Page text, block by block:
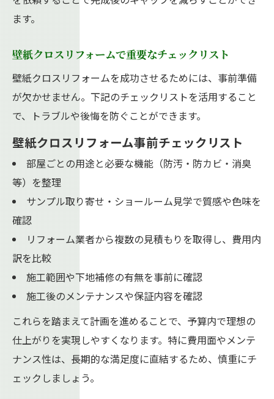
違い解説
リフォーム成功のための壁紙クロスメーカ
ー選び
機能性やデザインで選ぶ壁紙クロスリフォ
ーム術
ます。
壁紙クロスリフォームで重要なチェックリスト
壁紙クロスリフォームを成功させるためには、事前準備
が欠かせません。下記のチェックリストを活用すること
で、トラブルや後悔を防ぐことができます。
壁紙クロスリフォーム事前チェックリスト
部屋ごとの用途と必要な機能（防汚・防カビ・消臭
等）を整理
サンプル取り寄せ・ショールーム見学で質感や色味を
確認
リフォーム業者から複数の見積もりを取得し、費用内
訳を比較
施工範囲や下地補修の有無を事前に確認
施工後のメンテナンスや保証内容を確認
これらを踏まえて計画を進めることで、予算内で理想の
仕上がりを実現しやすくなります。特に費用面やメンテ
ナンス性は、長期的な満足度に直結するため、慎重にチ
ェックしましょう。